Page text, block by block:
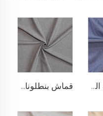
قماش يشبه الدنيم من البوليستر والرايون قماش بنطلونات TR قابل للتمدد بأربعة اتجاهات